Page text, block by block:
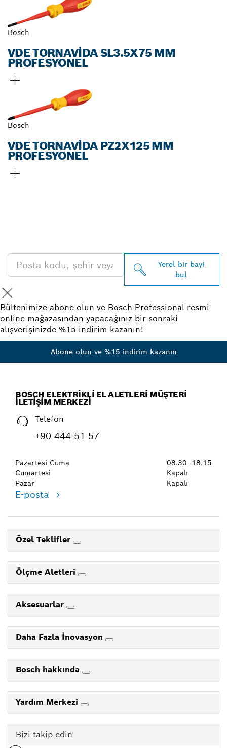
Bosch
VDE TORNAVIDA SL3.5X75 MM
PROFESYONEL
Bosch
VDE TORNAVIDA PZ2X125 MM
PROFESYONEL
Yerel bir bayi
bul
Bültenimize abone olun ve Bosch Professional resmi
online mağazasından yapacağınız bir sonraki
alışverişinizde %15 indirim kazanın!
Abone olun ve %15 indirim kazanın
BOSCH ELEKTRIKLI EL ALETLERI MÜŞTERI
İLETIŞIM MERKEZI
Telefon
+90 444 51 57
Pazartesi-Cuma
Cumartesi
Pazar
08.30 -18.15
Kapalı
Kapalı
E-posta
Özel Teklifler
Ölçme Aletleri
Aksesuarlar
Daha Fazla İnovasyon
Bosch hakkında
Yardım Merkezi
Bizi takip edin